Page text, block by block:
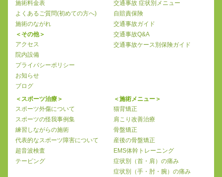
施術料金表
よくあるご質問(初めての方へ)
施術のながれ
＜その他＞
アクセス
院内設備
プライバシーポリシー
お知らせ
ブログ
交通事故 症状別メニュー
自賠責保険
交通事故ガイド
交通事故Q&A
交通事故ケース別保険ガイド
＜スポーツ治療＞
スポーツ外傷について
スポーツの怪我事例集
練習しながらの施術
代表的なスポーツ障害について
超音波検査
テーピング
＜施術メニュー＞
猫背矯正
肩こり改善治療
骨盤矯正
産後の骨盤矯正
EMS体幹トレーニング
症状別（首・肩）の痛み
症状別（手・肘・腕）の痛み